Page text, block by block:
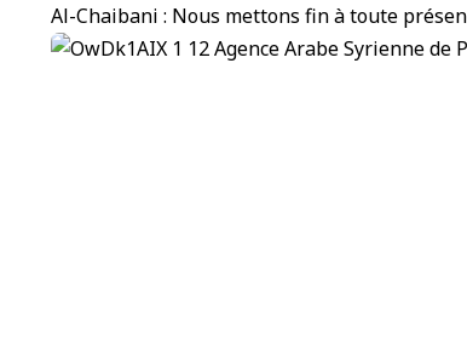
Al-Chaibani : Nous mettons fin à toute